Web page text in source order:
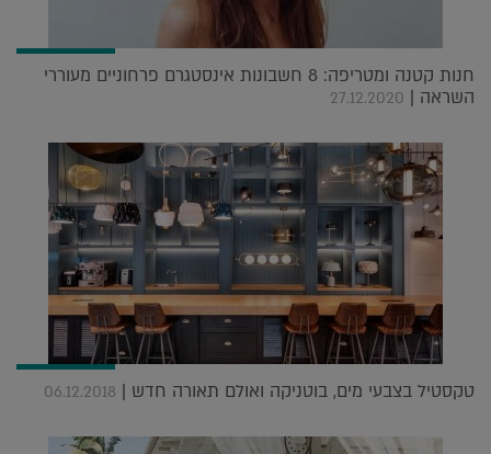
חנות קטנה ומטריפה: 8 חשבונות אינסטגרם פרחוניים מעוררי
השראה | 27.12.2020
טקסטיל בצבעי מים, בוטניקה ואולם תאורה חדש | 06.12.2018